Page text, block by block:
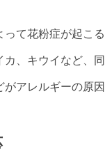
て花粉症が起こ
カ、キウイなど、
アレルギーの原